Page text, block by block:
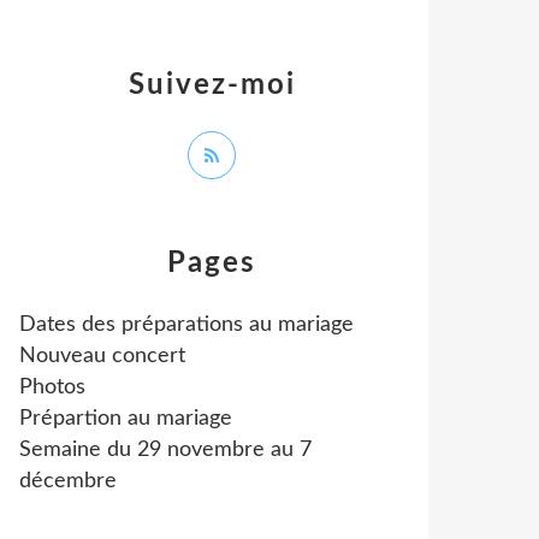
Pages
Dates des préparations au mariage
Nouveau concert
Photos
Prépartion au mariage
Semaine du 29 novembre au 7
décembre
Suivez-moi